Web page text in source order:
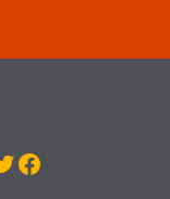
Facebook